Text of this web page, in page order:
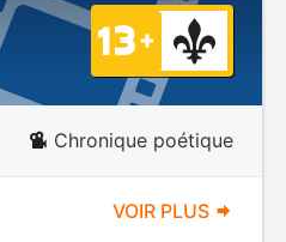
Chronique poétique
VOIR PLUS